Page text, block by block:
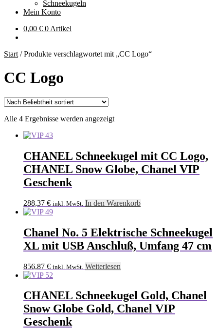
Schneekugeln
Mein Konto
0,00 € 0 Artikel
Start /Produkte verschlagwortet mit „CC Logo“
CC Logo
Alle 4 Ergebnisse werden angezeigtNach
CHANEL Schneekugel mit CC Logo,
CHANEL Snow Globe, Chanel VIP
Geschenk
288,37 € inkl. MwSt. In den Warenkorb
Chanel No. 5 Elektrische Schneekugel
XL mit USB Anschluß, Umfang 47 cm
856,87 € inkl. MwSt. Weiterlesen
CHANEL Schneekugel Gold, Chanel
Snow Globe Gold, Chanel VIP
Geschenk